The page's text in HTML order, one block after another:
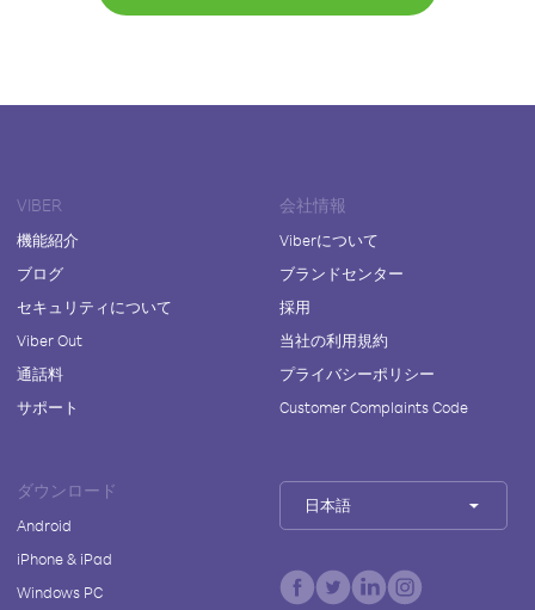
VIBER
機能紹介
ブログ
セキュリティについて
Viber Out
通話料
サポート
会社情報
Viberについて
ブランドセンター
採用
当社の利用規約
プライバシーポリシー
Customer Complaints Code
ダウンロード
Android
iPhone & iPad
Windows PC
日本語